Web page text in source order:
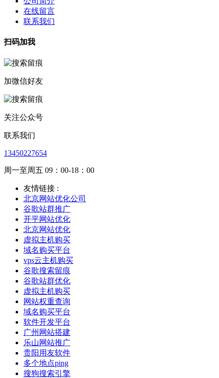
在线留言
联系我们
扫码加我
加微信好友
关注公众号
联系我们
13450227654
周一至周五 09：00-18：00
友情链接 :
北京网站优化公司
谷歌站群推广
开平网站优化
北京网站优化
虚拟主机购买
域名购买平台
vps云主机购买
谷歌搜索留痕
谷歌站群优化
虚拟主机购买
网站权重查询
域名购买平台
软件开发平台
广州网站搭建
乐山网站推广
贵阳用友软件
多个地点ping
搜狗搜索引擎